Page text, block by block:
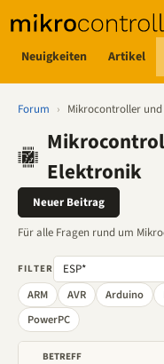
Neuigkeiten Artikel
Forum › Mikrocontroller
Elektronik
Neuer Beitrag
Für alle Fragen rund um
FILTER
ARM AVR Arduino
PowerPC
BETREFF